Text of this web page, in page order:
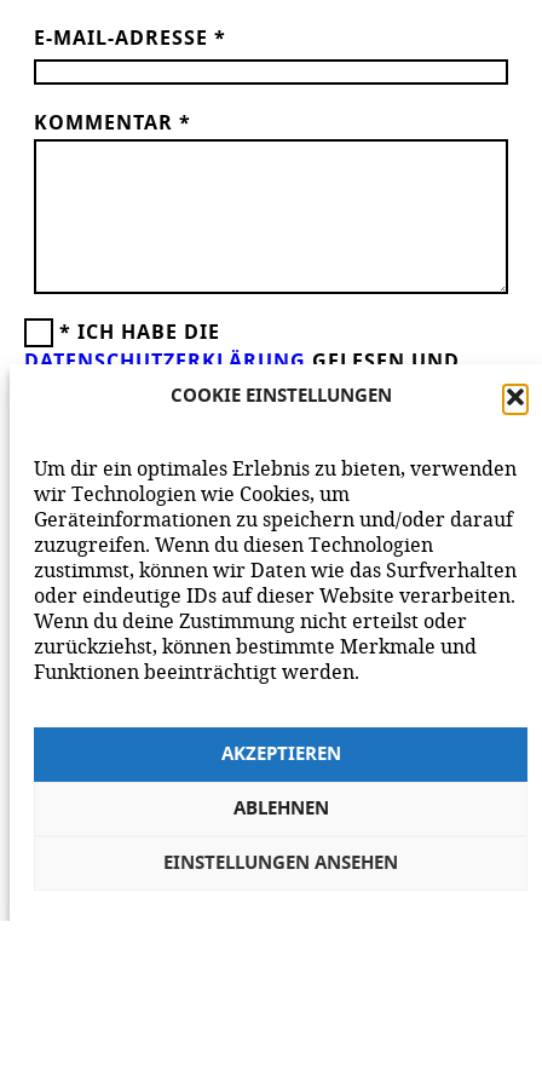
COOKIE EINSTELLUNGEN
Um dir ein optimales Erlebnis zu bieten, verwenden
wir Technologien wie Cookies, um
Geräteinformationen zu speichern und/oder darauf
zuzugreifen. Wenn du diesen Technologien
zustimmst, können wir Daten wie das Surfverhalten
oder eindeutige IDs auf dieser Website verarbeiten.
Wenn du deine Zustimmung nicht erteilst oder
zurückziehst, können bestimmte Merkmale und
Funktionen beeinträchtigt werden.
AKZEPTIEREN
ABLEHNEN
EINSTELLUNGEN ANSEHEN
E-MAIL-ADRESSE *
KOMMENTAR *
* ICH HABE DIE
DATENSCHUTZERKLÄRUNG GELESEN UND
AKZEPTIERE DIESE.WIR FREUEN UNS ÜBER
MITEINANDER AUF UNSERER SEITE.